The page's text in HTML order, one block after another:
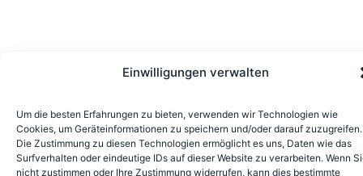
Einwilligungen verwalten
Um die besten Erfahrungen zu bieten, verwenden wir Technologien wie
Cookies, um Geräteinformationen zu speichern und/oder darauf zuzugreifen.
Die Zustimmung zu diesen Technologien ermöglicht es uns, Daten wie das
Surfverhalten oder eindeutige IDs auf dieser Website zu verarbeiten. Wenn
nicht zustimmen oder Ihre Zustimmung widerrufen, kann dies bestimmte